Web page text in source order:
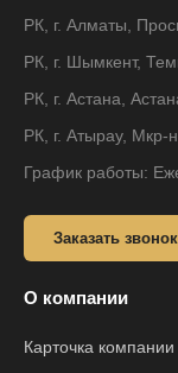
РК, г. Алматы,
РК, г. Шымкент,
РК, г. Астана,
РК, г. Атырау, Мкр-
График работы:
Заказать звонок
О компании
Карточка компании